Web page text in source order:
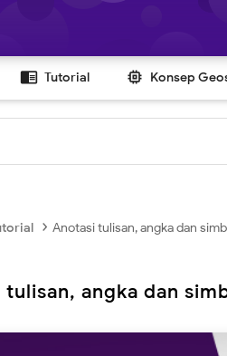
chrome_reader_mode Tutorial  Konsep
› Anotasi tulisan, angka dan
angka dan